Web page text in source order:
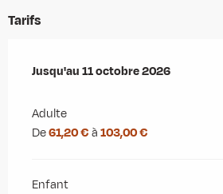
Tarifs
Du14 mars 2026au11 octobre 2026
Jusqu'au11 octobre 2026
Adulte
De61,20 €à103,00 €
Enfant